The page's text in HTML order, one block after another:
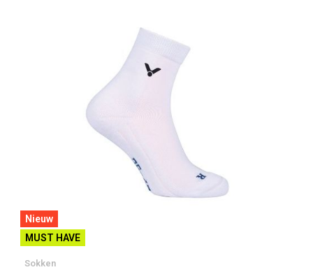
Nieuw
MUST HAVE
Sokken